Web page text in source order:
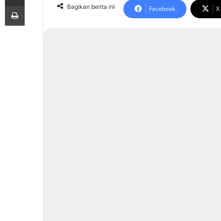
Bagikan berita ini Facebook X